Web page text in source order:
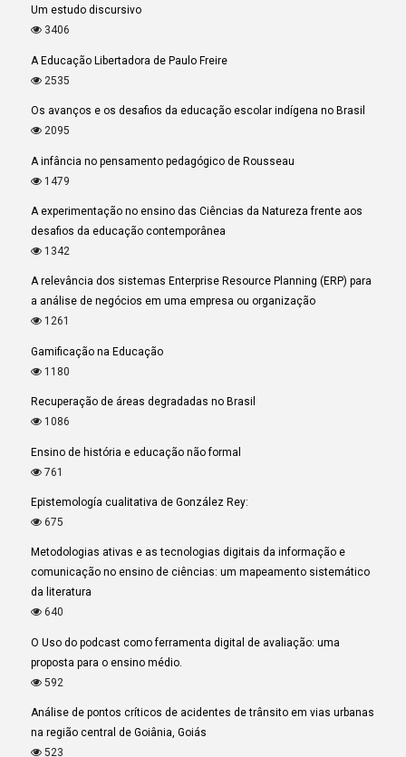
Um estudo discursivo
3406
A Educação Libertadora de Paulo Freire
2535
Os avanços e os desafios da educação escolar indígena no Brasil
2095
A infância no pensamento pedagógico de Rousseau
1479
A experimentação no ensino das Ciências da Natureza frente aos
desafios da educação contemporânea
1342
A relevância dos sistemas Enterprise Resource Planning (ERP) para
a análise de negócios em uma empresa ou organização
1261
Gamificação na Educação
1180
Recuperação de áreas degradadas no Brasil
1086
Ensino de história e educação não formal
761
Epistemología cualitativa de González Rey:
675
Metodologias ativas e as tecnologias digitais da informação e
comunicação no ensino de ciências: um mapeamento sistemático
da literatura
640
O Uso do podcast como ferramenta digital de avaliação: uma
proposta para o ensino médio.
592
Análise de pontos críticos de acidentes de trânsito em vias urbanas
na região central de Goiânia, Goiás
523